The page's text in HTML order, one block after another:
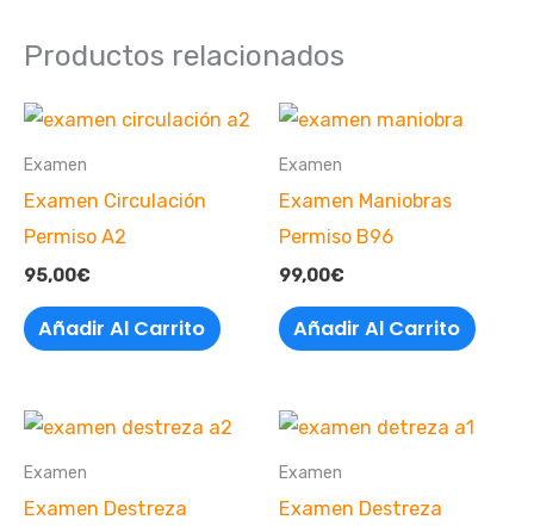
Productos relacionados
Examen
Examen Circulación
Permiso A2
95,00€
Añadir Al Carrito
Examen
Examen Maniobras
Permiso B96
99,00€
Añadir Al Carrito
Examen
Examen Destreza
Examen
Examen Destreza